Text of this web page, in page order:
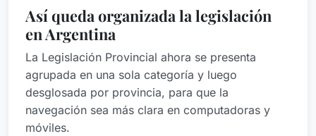
Así queda organizada la legislación
en Argentina
La Legislación Provincial ahora se presenta
agrupada en una sola categoría y luego
desglosada por provincia, para que la
navegación sea más clara en computadoras y
móviles.